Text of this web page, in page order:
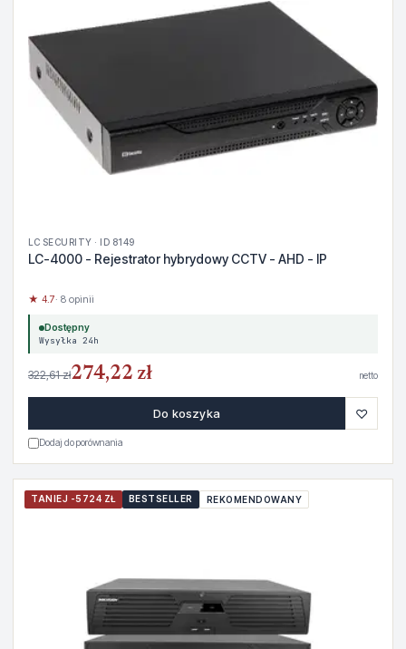
LC SECURITY · ID 8149
LC-4000 - Rejestrator hybrydowy CCTV - AHD - IP
★ 4.7· 8 opinii
Dostępny
Wysyłka 24h
322,61 zł274,22 zł netto
Do koszyka ♡
Dodaj do porównania
TANIEJ -5724 ZŁ BESTSELLER REKOMENDOWANY